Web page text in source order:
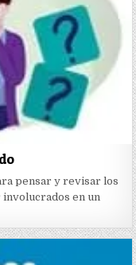
pensar y revisar los
en un